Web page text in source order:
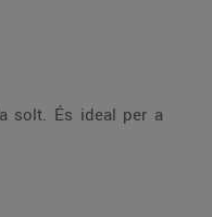
solt. És ideal per a